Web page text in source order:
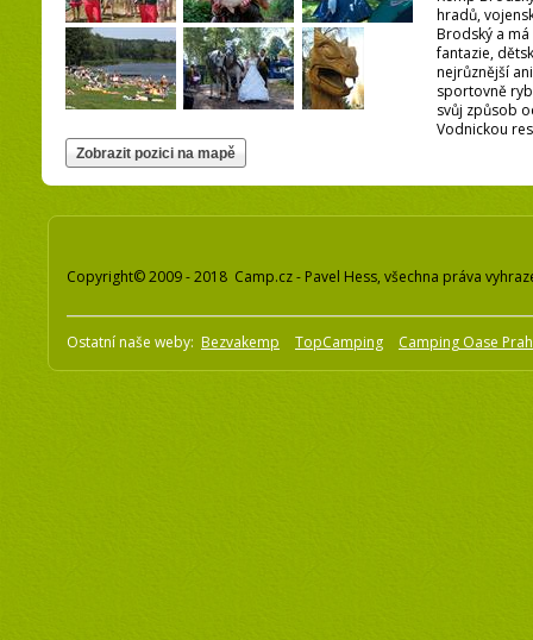
hradů,
Brodský a
fantazie,
nejrůznější
sportovně
svůj způsob
Vodnickou
Copyright© 2009 - 2018 Camp.cz - Pavel Hess, všechna práva
Ostatní naše weby: Bezvakemp TopCamping Camping Oase